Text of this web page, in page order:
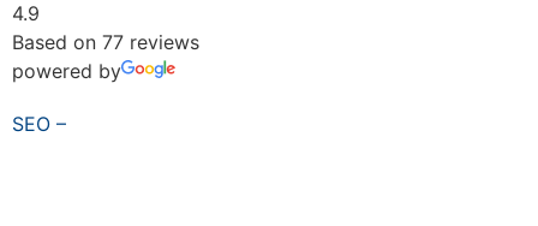
4.9
Based on 77 reviews
powered by
SEO –